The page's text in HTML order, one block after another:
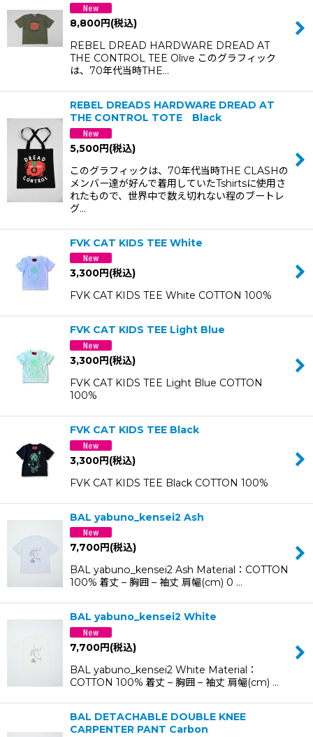
8,800円(税込)
REBEL DREAD HARDWARE DREAD AT
THE CONTROL TEE Olive このグラフィック
は、70年代当時THE…
REBEL DREADS HARDWARE DREAD AT
THE CONTROL TOTE Black
5,500円(税込)
このグラフィックは、70年代当時THE CLASHの
メンバー達が好んで着用していたTshirtsに使用さ
れたもので、世界中で数え切れない程のブートレ
グ…
FVK CAT KIDS TEE White
3,300円(税込)
FVK CAT KIDS TEE White COTTON 100%
FVK CAT KIDS TEE Light Blue
3,300円(税込)
FVK CAT KIDS TEE Light Blue COTTON
100%
FVK CAT KIDS TEE Black
3,300円(税込)
FVK CAT KIDS TEE Black COTTON 100%
BAL yabuno_kensei2 Ash
7,700円(税込)
BAL yabuno_kensei2 Ash Material：COTTON
100% 着丈 – 胸囲 – 袖丈 肩幅(cm) 0 …
BAL yabuno_kensei2 White
7,700円(税込)
BAL yabuno_kensei2 White Material：
COTTON 100% 着丈 – 胸囲 – 袖丈 肩幅(cm) …
BAL DETACHABLE DOUBLE KNEE
CARPENTER PANT Carbon